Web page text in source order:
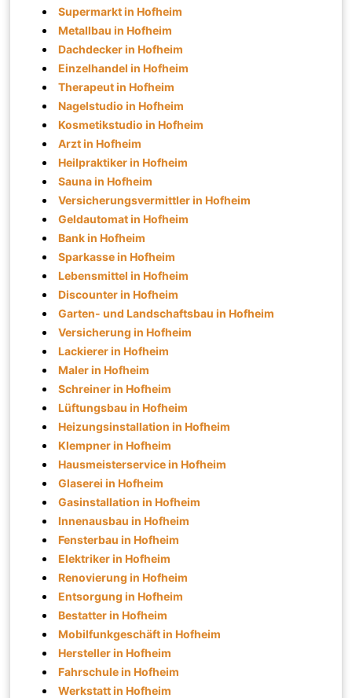
Supermarkt in Hofheim
Metallbau in Hofheim
Dachdecker in Hofheim
Einzelhandel in Hofheim
Therapeut in Hofheim
Nagelstudio in Hofheim
Kosmetikstudio in Hofheim
Arzt in Hofheim
Heilpraktiker in Hofheim
Sauna in Hofheim
Versicherungsvermittler in Hofheim
Geldautomat in Hofheim
Bank in Hofheim
Sparkasse in Hofheim
Lebensmittel in Hofheim
Discounter in Hofheim
Garten- und Landschaftsbau in Hofheim
Versicherung in Hofheim
Lackierer in Hofheim
Maler in Hofheim
Schreiner in Hofheim
Lüftungsbau in Hofheim
Heizungsinstallation in Hofheim
Klempner in Hofheim
Hausmeisterservice in Hofheim
Glaserei in Hofheim
Gasinstallation in Hofheim
Innenausbau in Hofheim
Fensterbau in Hofheim
Elektriker in Hofheim
Renovierung in Hofheim
Entsorgung in Hofheim
Bestatter in Hofheim
Mobilfunkgeschäft in Hofheim
Hersteller in Hofheim
Fahrschule in Hofheim
Werkstatt in Hofheim